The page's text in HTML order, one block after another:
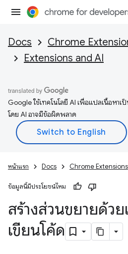
Docs
Chrome
Extensions and AI
Google ใช้เทคโนโลยี AI เพื่อแปลเนื้อหา
โดย AI อาจมีข้อผิดพลาด
หน้าแรก Docs Chrome Extensions
ข้อมูลนี้มีประโยชน์ไหม
สร้างส่วนขยายด้วย
เขียนโค้ด